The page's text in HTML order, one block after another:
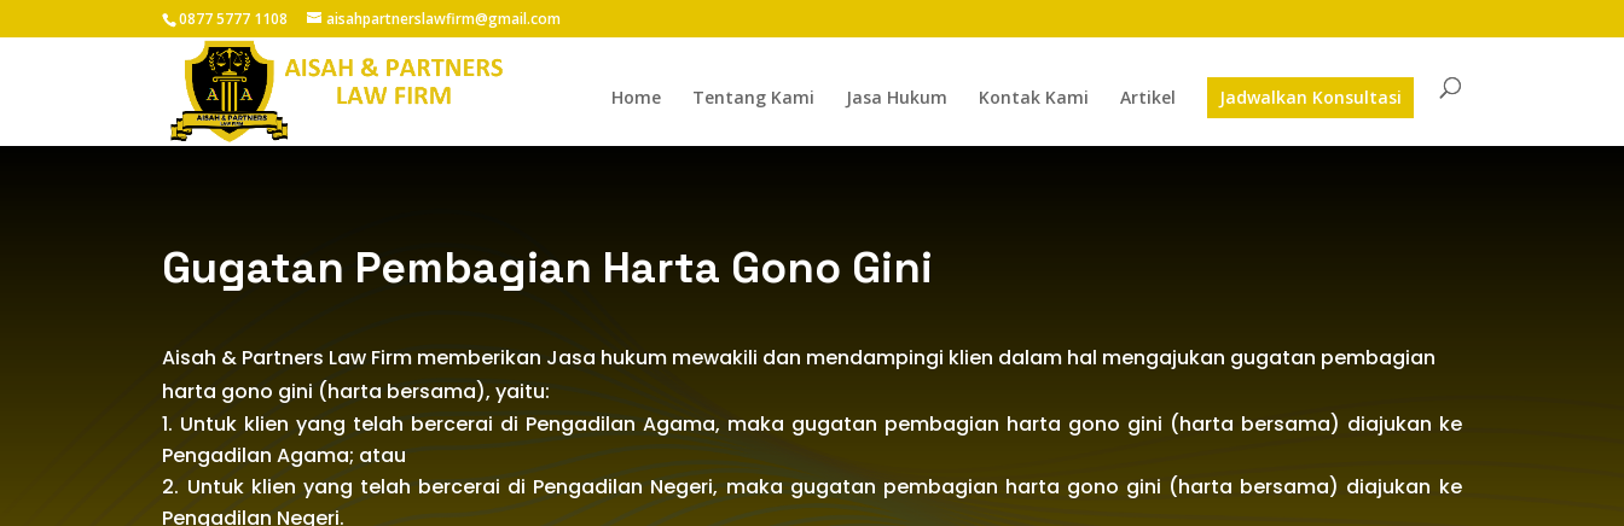
0877 5777 1108 aisahpartnerslawfirm@gmail.com
Home Tentang Kami Jasa Hukum Kontak Kami Artikel Jadwalkan Konsultasi
Gugatan Pembagian Harta Gono Gini
Aisah & Partners Law Firm memberikan Jasa hukum mewakili dan mendampingi klien dalam hal mengajukan gugatan pembagian
harta gono gini (harta bersama), yaitu:
Untuk klien yang telah bercerai di Pengadilan Agama, maka gugatan pembagian harta gono gini (harta bersama) diajukan ke
Pengadilan Agama; atau
Untuk klien yang telah bercerai di Pengadilan Negeri, maka gugatan pembagian harta gono gini (harta bersama) diajukan ke
Pengadilan Negeri.